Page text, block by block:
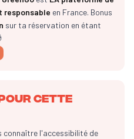
responsable en France. Bonus
sur ta réservation en étant
cette
connaître l'accessibilité de